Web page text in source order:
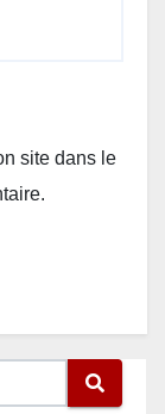
site dans le